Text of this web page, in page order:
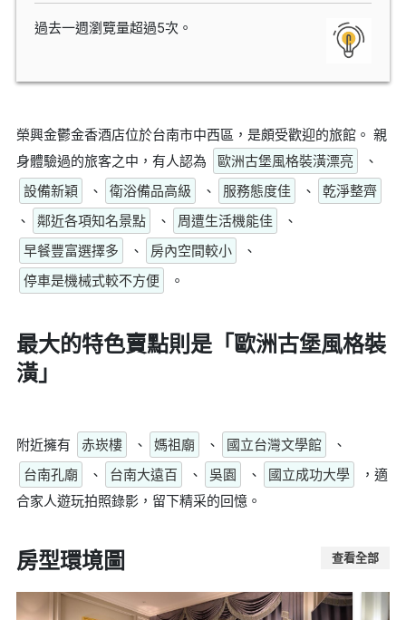
過去一週瀏覽量超過5次。
榮興金鬱金香酒店位於台南市中西區，是頗受歡迎的旅館。 親
身體驗過的旅客之中，有人認為
歐洲古堡風格裝潢漂亮
、
設備新穎
、 衛浴備品高級 、 服務態度佳 、
乾淨整齊
、
鄰近各項知名景點 、 周遭生活機能佳
、
早餐豐富選擇多
、 房內空間較小
、
停車是機械式較不方便
。
最大的特色賣點則是「歐洲古堡風格裝
潢」
附近擁有 赤崁樓 、 媽祖廟 、 國立台灣文學館
、
台南孔廟
、 台南大遠百 、 吳園 、 國立成功大學
，適
合家人遊玩拍照錄影，留下精采的回憶。
房型環境圖 查看全部